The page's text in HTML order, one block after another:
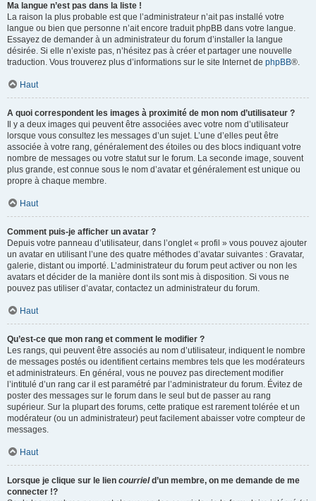
Ma langue n’est pas dans la liste !
La raison la plus probable est que l’administrateur n’ait pas installé votre
langue ou bien que personne n’ait encore traduit phpBB dans votre langue.
Essayez de demander à un administrateur du forum d’installer la langue
désirée. Si elle n’existe pas, n’hésitez pas à créer et partager une nouvelle
traduction. Vous trouverez plus d’informations sur le site Internet de phpBB®.
Haut
A quoi correspondent les images à proximité de mon nom d’utilisateur ?
Il y a deux images qui peuvent être associées avec votre nom d’utilisateur
lorsque vous consultez les messages d’un sujet. L’une d’elles peut être
associée à votre rang, généralement des étoiles ou des blocs indiquant votre
nombre de messages ou votre statut sur le forum. La seconde image, souvent
plus grande, est connue sous le nom d’avatar et généralement est unique ou
propre à chaque membre.
Haut
Comment puis-je afficher un avatar ?
Depuis votre panneau d’utilisateur, dans l’onglet « profil » vous pouvez ajouter
un avatar en utilisant l’une des quatre méthodes d’avatar suivantes : Gravatar,
galerie, distant ou importé. L’administrateur du forum peut activer ou non les
avatars et décider de la manière dont ils sont mis à disposition. Si vous ne
pouvez pas utiliser d’avatar, contactez un administrateur du forum.
Haut
Qu’est-ce que mon rang et comment le modifier ?
Les rangs, qui peuvent être associés au nom d’utilisateur, indiquent le nombre
de messages postés ou identifient certains membres tels que les modérateurs
et administrateurs. En général, vous ne pouvez pas directement modifier
l’intitulé d’un rang car il est paramétré par l’administrateur du forum. Évitez de
poster des messages sur le forum dans le seul but de passer au rang
supérieur. Sur la plupart des forums, cette pratique est rarement tolérée et un
modérateur (ou un administrateur) peut facilement abaisser votre compteur de
messages.
Haut
Lorsque je clique sur le lien courrield’un membre, on me demande de me
connecter !?